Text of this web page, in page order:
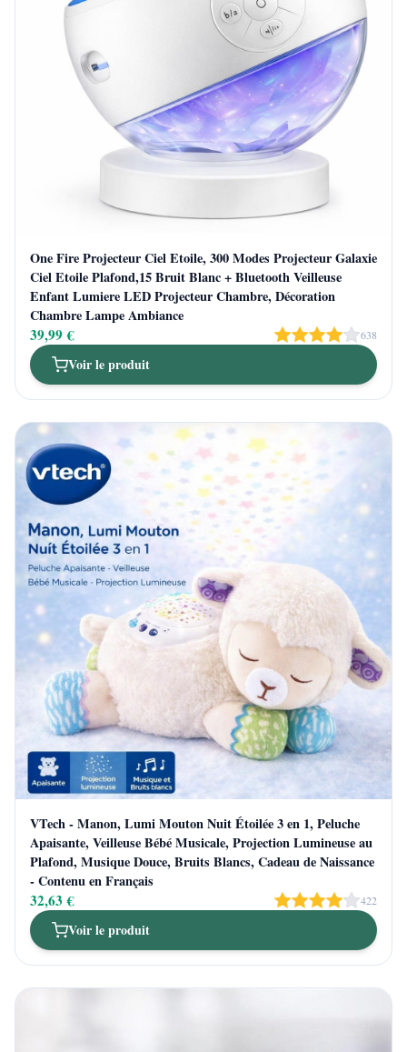
One Fire Projecteur Ciel Etoile, 300 Modes Projecteur Galaxie
Ciel Etoile Plafond,15 Bruit Blanc + Bluetooth Veilleuse
Enfant Lumiere LED Projecteur Chambre, Décoration
Chambre Lampe Ambiance
39,99 € 638
Voir le produit
VTech - Manon, Lumi Mouton Nuit Étoilée 3 en 1, Peluche
Apaisante, Veilleuse Bébé Musicale, Projection Lumineuse au
Plafond, Musique Douce, Bruits Blancs, Cadeau de Naissance
- Contenu en Français
32,63 € 422
Voir le produit